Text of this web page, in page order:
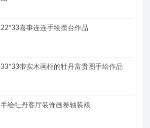
22*33喜事连连手绘摆台作品
33*33带实木画框的牡丹富贵图手绘作品
手绘牡丹客厅装饰画卷轴装裱